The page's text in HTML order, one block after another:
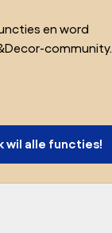
en word
community.
wil alle functies!